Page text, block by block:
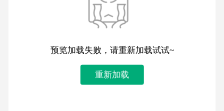
预览加载失败，请重新加载试试~
重新加载